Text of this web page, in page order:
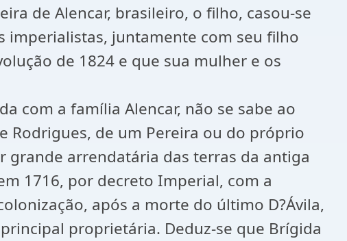
de Alencar, brasileiro, o filho, casou-se
imperialistas, juntamente com seu filho
de 1824 e que sua mulher e os
com a família Alencar, não se sabe ao
Rodrigues, de um Pereira ou do próprio
grande arrendatária das terras da antiga
1716, por decreto Imperial, com a
após a morte do último D?Ávila,
proprietária. Deduz-se que Brígida